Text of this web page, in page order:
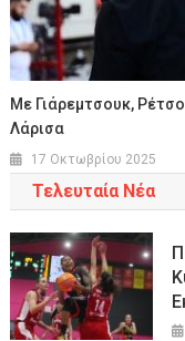
Με Γιάρεμτσουκ,
Λάρισα
17 Οκτωβρίου 2025
Τελευταία Νέα